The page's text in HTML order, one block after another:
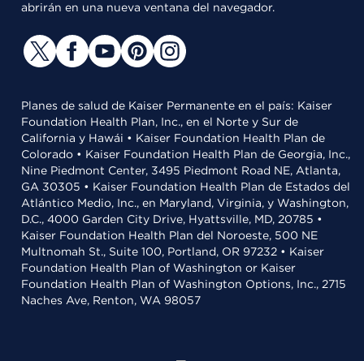
abrirán en una nueva ventana del navegador.
Planes de salud de Kaiser Permanente en el país: Kaiser
Foundation Health Plan, Inc., en el Norte y Sur de
California y Hawái • Kaiser Foundation Health Plan de
Colorado • Kaiser Foundation Health Plan de Georgia, Inc.,
Nine Piedmont Center, 3495 Piedmont Road NE, Atlanta,
GA 30305 • Kaiser Foundation Health Plan de Estados del
Atlántico Medio, Inc., en Maryland, Virginia, y Washington,
D.C., 4000 Garden City Drive, Hyattsville, MD, 20785 •
Kaiser Foundation Health Plan del Noroeste, 500 NE
Multnomah St., Suite 100, Portland, OR 97232 • Kaiser
Foundation Health Plan of Washington or Kaiser
Foundation Health Plan of Washington Options, Inc., 2715
Naches Ave, Renton, WA 98057